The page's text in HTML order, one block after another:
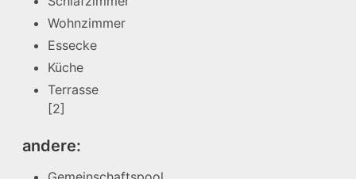
Wohnzimmer
Essecke
Küche
Terrasse
[2]
andere: